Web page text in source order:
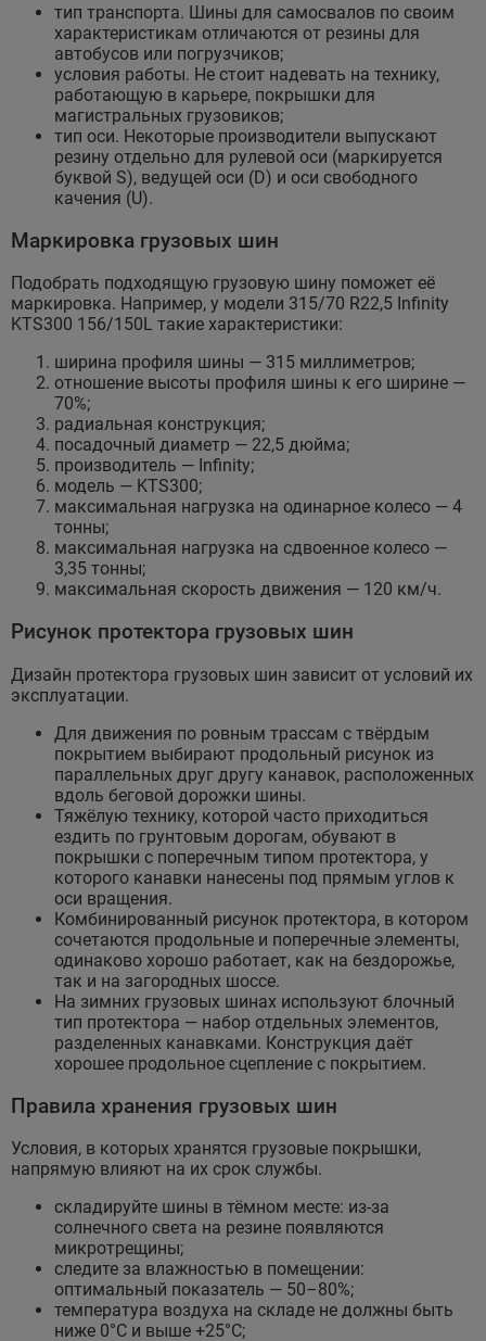
тип транспорта. Шины для самосвалов по своим
характеристикам отличаются от резины для
автобусов или погрузчиков;
условия работы. Не стоит надевать на технику,
работающую в карьере, покрышки для
магистральных грузовиков;
тип оси. Некоторые производители выпускают
резину отдельно для рулевой оси (маркируется
буквой S), ведущей оси (D) и оси свободного
качения (U).
Маркировка грузовых шин
Подобрать подходящую грузовую шину поможет её
маркировка. Например, у модели 315/70 R22,5 Infinity
KTS300 156/150L такие характеристики:
ширина профиля шины — 315 миллиметров;
отношение высоты профиля шины к его ширине —
70%;
радиальная конструкция;
посадочный диаметр — 22,5 дюйма;
производитель — Infinity;
модель — KTS300;
максимальная нагрузка на одинарное колесо — 4
тонны;
максимальная нагрузка на сдвоенное колесо —
3,35 тонны;
максимальная скорость движения — 120 км/ч.
Рисунок протектора грузовых шин
Дизайн протектора грузовых шин зависит от условий их
эксплуатации.
Для движения по ровным трассам с твёрдым
покрытием выбирают продольный рисунок из
параллельных друг другу канавок, расположенных
вдоль беговой дорожки шины.
Тяжёлую технику, которой часто приходиться
ездить по грунтовым дорогам, обувают в
покрышки с поперечным типом протектора, у
которого канавки нанесены под прямым углов к
оси вращения.
Комбинированный рисунок протектора, в котором
сочетаются продольные и поперечные элементы,
одинаково хорошо работает, как на бездорожье,
так и на загородных шоссе.
На зимних грузовых шинах используют блочный
тип протектора — набор отдельных элементов,
разделенных канавками. Конструкция даёт
хорошее продольное сцепление с покрытием.
Правила хранения грузовых шин
Условия, в которых хранятся грузовые покрышки,
напрямую влияют на их срок службы.
складируйте шины в тёмном месте: из-за
солнечного света на резине появляются
микротрещины;
следите за влажностью в помещении:
оптимальный показатель — 50–80%;
температура воздуха на складе не должны быть
ниже 0°C и выше +25°C;